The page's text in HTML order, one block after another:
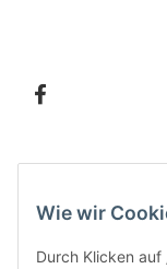
Wie wir
Durch Klicken auf